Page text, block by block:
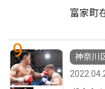
富家町
9
神奈川